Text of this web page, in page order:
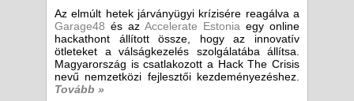
Az elmúlt hetek járványügyi krízisére reagálva a
Garage48 és az Accelerate Estonia egy online
hackathont állított össze, hogy az innovatív
ötleteket a válságkezelés szolgálatába állítsa.
Magyarország is csatlakozott a Hack The Crisis
nevű nemzetközi fejlesztői kezdeményezéshez.
Tovább »